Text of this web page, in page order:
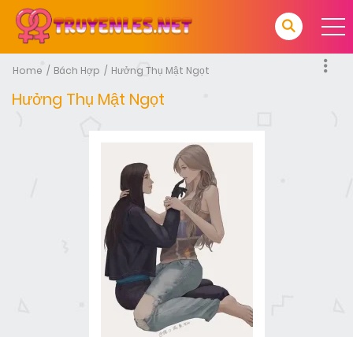
Home Bách Hợp Hưởng Thụ Mật Ngọt
Hưởng Thụ Mật Ngọt